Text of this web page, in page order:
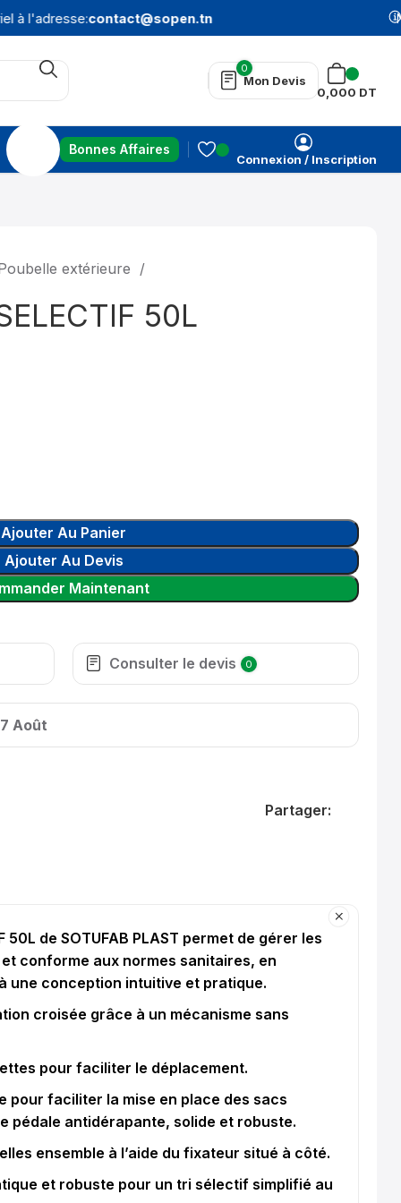
à l'adresse:contact@sopen.tn
0
Mon Devis
0,000 DT
Bonnes Affaires
Connexion / Inscription
extérieure
50L
Ajouter Au Panier
Ajouter Au Devis
Maintenant
Consulter le devis 0
7 Août
Partager:
50L de SOTUFAB PLAST permet de gérer les
conforme aux normes sanitaires, en
une conception intuitive et pratique.
croisée grâce à un mécanisme sans
pour faciliter le déplacement.
pour faciliter la mise en place des sacs
pédale antidérapante, solide et robuste.
ensemble à l’aide du fixateur situé à côté.
et robuste pour un tri sélectif simplifié au